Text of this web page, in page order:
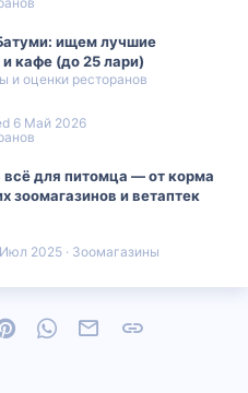
ищем лучшие
кафе (до 25 лари)
и оценки ресторанов
6 Май 2026
всё для питомца — от корма
зоомагазинов и ветаптек
Зоомагазины
2025
PinterestWhatsAppЭлектронная почта